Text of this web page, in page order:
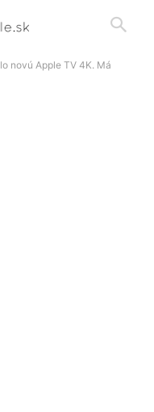
novú Apple TV 4K. Má